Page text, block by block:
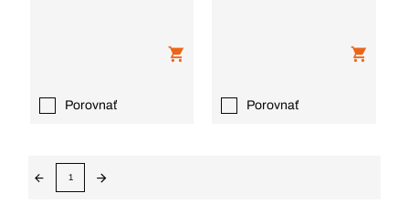
Porovnať Porovnať
1